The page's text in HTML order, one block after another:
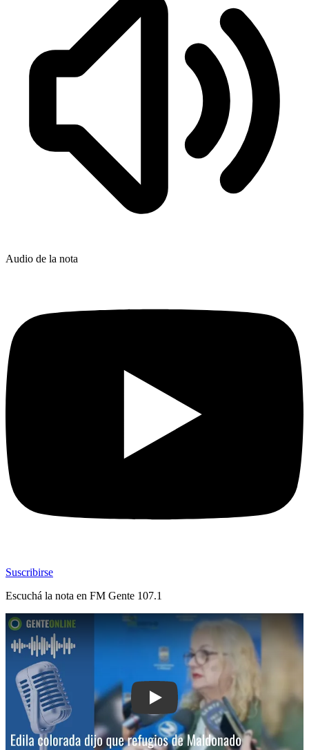
Audio de la nota
Suscribirse
Escuchá la nota en FM Gente 107.1
Play: Edila colorada dijo que refugios